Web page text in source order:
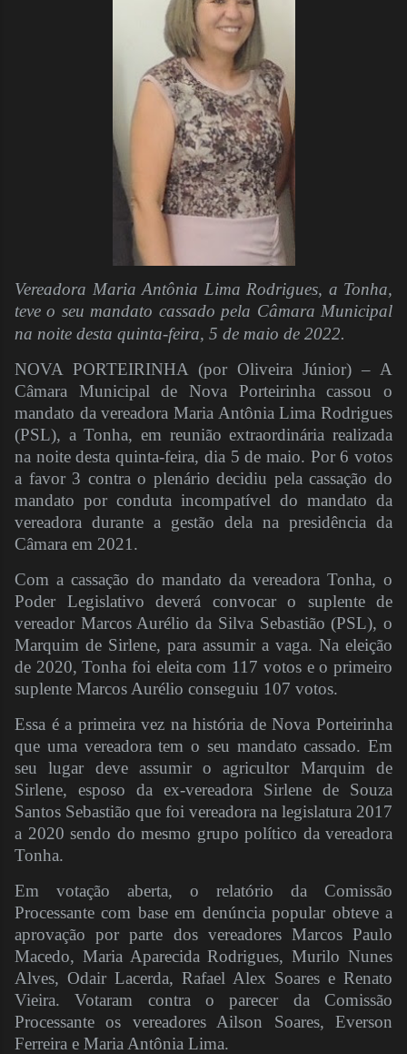
Vereadora Maria Antônia Lima Rodrigues, a Tonha,
teve o seu mandato cassado pela Câmara Municipal
na noite desta quinta-feira, 5 de maio de 2022.
NOVA PORTEIRINHA (por Oliveira Júnior) – A
Câmara Municipal de Nova Porteirinha cassou o
mandato da vereadora Maria Antônia Lima Rodrigues
(PSL), a Tonha, em reunião extraordinária realizada
na noite desta quinta-feira, dia 5 de maio. Por 6 votos
a favor 3 contra o plenário decidiu pela cassação do
mandato por conduta incompatível do mandato da
vereadora durante a gestão dela na presidência da
Câmara em 2021.
Com a cassação do mandato da vereadora Tonha, o
Poder Legislativo deverá convocar o suplente de
vereador Marcos Aurélio da Silva Sebastião (PSL), o
Marquim de Sirlene, para assumir a vaga. Na eleição
de 2020, Tonha foi eleita com 117 votos e o primeiro
suplente Marcos Aurélio conseguiu 107 votos.
Essa é a primeira vez na história de Nova Porteirinha
que uma vereadora tem o seu mandato cassado. Em
seu lugar deve assumir o agricultor Marquim de
Sirlene, esposo da ex-vereadora Sirlene de Souza
Santos Sebastião que foi vereadora na legislatura 2017
a 2020 sendo do mesmo grupo político da vereadora
Tonha.
Em votação aberta, o relatório da Comissão
Processante com base em denúncia popular obteve a
aprovação por parte dos vereadores Marcos Paulo
Macedo, Maria Aparecida Rodrigues, Murilo Nunes
Alves, Odair Lacerda, Rafael Alex Soares e Renato
Vieira. Votaram contra o parecer da Comissão
Processante os vereadores Ailson Soares, Everson
Ferreira e Maria Antônia Lima.